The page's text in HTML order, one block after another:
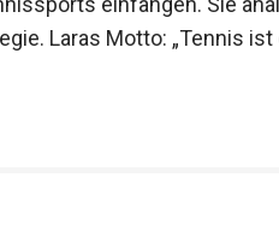
Tennisspielerin und
einfangen. Sie